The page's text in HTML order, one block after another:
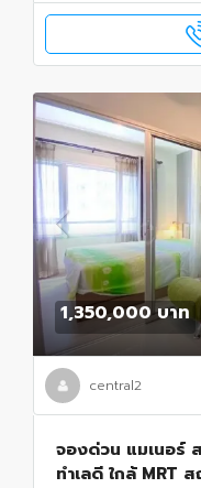
1,350,000 บาท
central2
จองด่วน แมเนอร์
ทำเลดี ใกล้ MRT